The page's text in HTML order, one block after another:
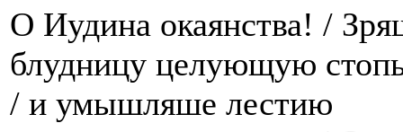
О Иудина окаянства! /
блудницу целующую
/ и умышляше лестию